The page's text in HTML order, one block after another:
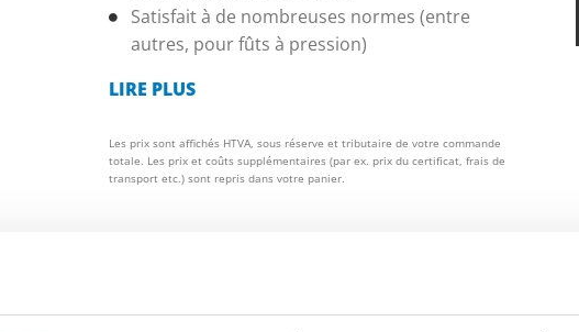
Satisfait à de nombreuses normes (entre
autres, pour fûts à pression)
LIRE PLUS
Les prix sont affichés HTVA, sous réserve et tributaire de votre commande
totale. Les prix et coûts supplémentaires (par ex. prix du certificat, frais de
transport etc.) sont repris dans votre panier.